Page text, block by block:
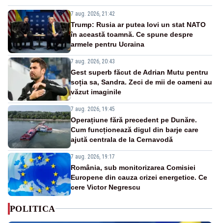
7 aug. 2026, 21:42
Trump: Rusia ar putea lovi un stat NATO
în această toamnă. Ce spune despre
armele pentru Ucraina
7 aug. 2026, 20:43
Gest superb făcut de Adrian Mutu pentru
soția sa, Sandra. Zeci de mii de oameni au
văzut imaginile
7 aug. 2026, 19:45
Operațiune fără precedent pe Dunăre.
Cum funcționează digul din barje care
ajută centrala de la Cernavodă
7 aug. 2026, 19:17
România, sub monitorizarea Comisiei
Europene din cauza crizei energetice. Ce
cere Victor Negrescu
POLITICA